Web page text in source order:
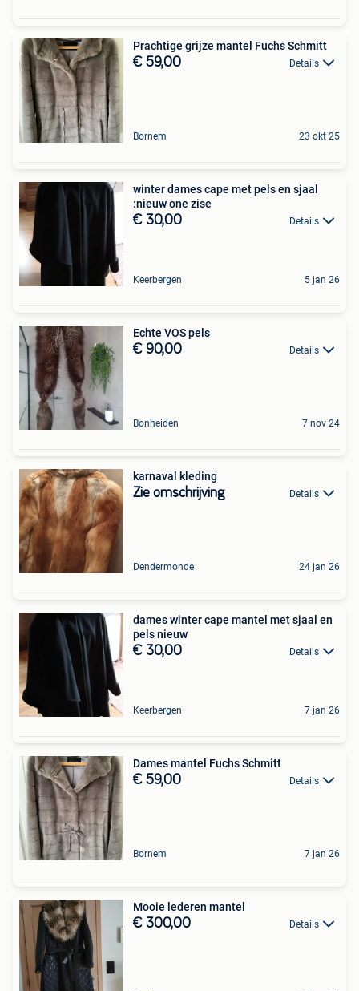
Prachtige grijze mantel Fuchs Schmitt
€ 59,00 Details
Bornem 23 okt 25
winter dames cape met pels en sjaal
:nieuw one zise
€ 30,00 Details
Keerbergen 5 jan 26
Echte VOS pels
€ 90,00 Details
Bonheiden 7 nov 24
karnaval kleding
Zie omschrijving Details
Dendermonde 24 jan 26
dames winter cape mantel met sjaal en
pels nieuw
€ 30,00 Details
Keerbergen 7 jan 26
Dames mantel Fuchs Schmitt
€ 59,00 Details
Bornem 7 jan 26
Mooie lederen mantel
€ 300,00 Details